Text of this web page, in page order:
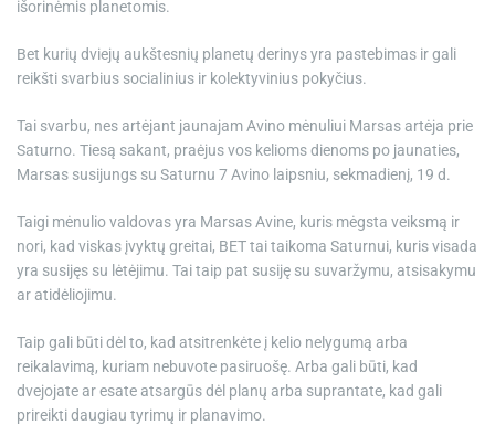
išorinėmis planetomis.
Bet kurių dviejų aukštesnių planetų derinys yra pastebimas ir gali
reikšti svarbius socialinius ir kolektyvinius pokyčius.
Tai svarbu, nes artėjant jaunajam Avino mėnuliui Marsas artėja prie
Saturno. Tiesą sakant, praėjus vos kelioms dienoms po jaunaties,
Marsas susijungs su Saturnu 7 Avino laipsniu, sekmadienį, 19 d.
Taigi mėnulio valdovas yra Marsas Avine, kuris mėgsta veiksmą ir
nori, kad viskas įvyktų greitai, BET tai taikoma Saturnui, kuris visada
yra susijęs su lėtėjimu. Tai taip pat susiję su suvaržymu, atsisakymu
ar atidėliojimu.
Taip gali būti dėl to, kad atsitrenkėte į kelio nelygumą arba
reikalavimą, kuriam nebuvote pasiruošę. Arba gali būti, kad
dvejojate ar esate atsargūs dėl planų arba suprantate, kad gali
prireikti daugiau tyrimų ir planavimo.